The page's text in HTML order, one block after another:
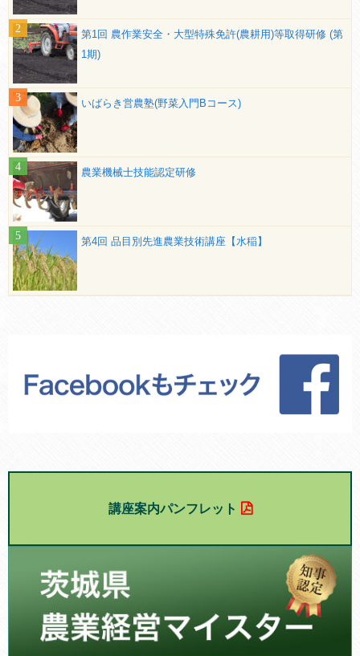
第1回 農作業安全・大型特殊免許(農耕用)等取得研修 (第
1期)
いばらき営農塾(野菜入門Bコース)
農業機械士技能認定研修
第4回 品目別先進農業技術講座【水稲】
講座案内パンフレット